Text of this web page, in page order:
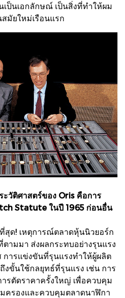
ป็นเอกลักษณ์ เป็นสิ่งที่ทำให้ผม
มัยใหม่เรือนแรก
วัติศาสตร์ของ Oris คือการ
Statute ในปี 1965 ก่อนอื่น
สุด! เหตุการณ์ตลาดหุ้นนิวยอร์ก
ามมา ส่งผลกระทบอย่างรุนแรง
ารแข่งขันที่รุนแรงทำให้ผู้ผลิต
งขั้นใช้กลยุทธ์ที่รุนแรง เช่น การ
รตัดราคาครั้งใหญ่ เพื่อควบคุม
ครองและควบคุมตลาดนาฬิกา